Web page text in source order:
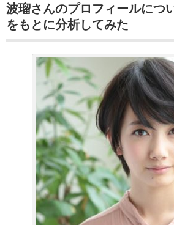
波瑠さんのプロフィールにつ
をもとに分析してみた